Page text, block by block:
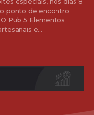
Pub 5 Elementos
e...